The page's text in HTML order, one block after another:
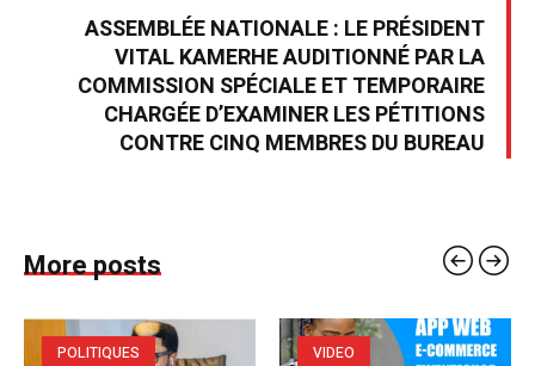
ASSEMBLÉE NATIONALE : LE PRÉSIDENT
VITAL KAMERHE AUDITIONNÉ PAR LA
COMMISSION SPÉCIALE ET TEMPORAIRE
CHARGÉE D’EXAMINER LES PÉTITIONS
CONTRE CINQ MEMBRES DU BUREAU
More posts
POLITIQUES VIDEO